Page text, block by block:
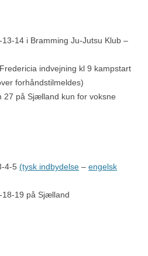
14 i Bramming Ju-Jutsu Klub –
indvejning kl 9 kampstart
forhåndstilmeldes)
27 på Sjælland kun for voksne
4-5 (tysk indbydelse – engelsk
19 på Sjælland